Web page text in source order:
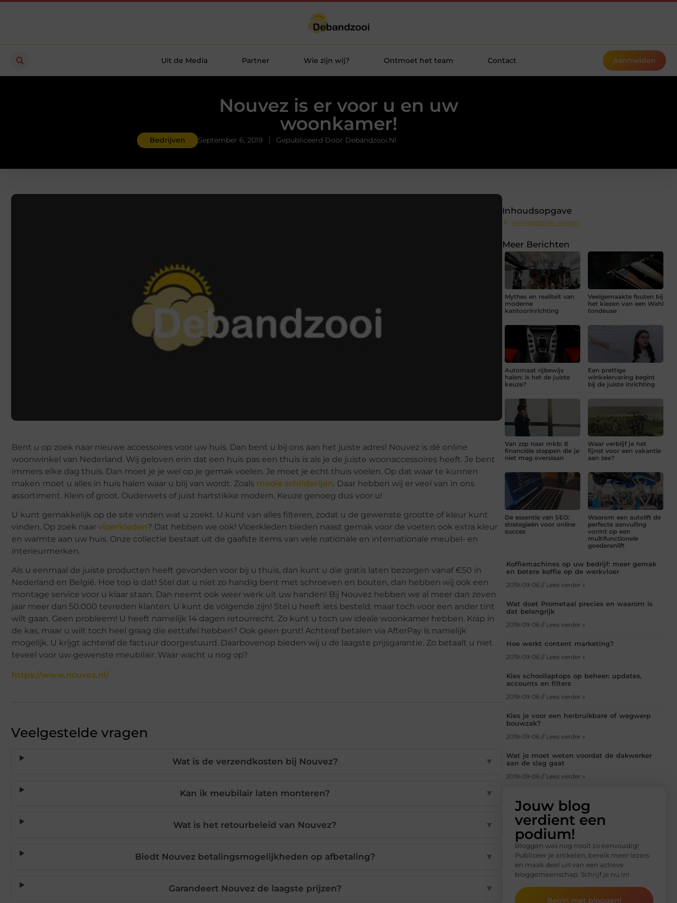
Uit de Media Partner Wie zijn wij? Ontmoet het team Contact Aanmelden
Nouvez is er voor u en uw
woonkamer!
Bedrijven September 6, 2019 Gepubliceerd Door Debandzooi.nl
Bent u op zoek naar nieuwe accessoires voor uw huis. Dan bent u bij ons aan het juiste adres! Nouvez is dé online
woonwinkel van Nederland. Wij geloven erin dat een huis pas een thuis is als je de juiste woonaccessoires heeft. Je bent
immers elke dag thuis. Dan moet je je wel op je gemak voelen. Je moet je echt thuis voelen. Op dat waar te kunnen
maken moet u alles in huis halen waar u blij van wordt. Zoals mooie schilderijen. Daar hebben wij er veel van in ons
assortiment. Klein of groot. Ouderwets of juist hartstikke modern. Keuze genoeg dus voor u!
U kunt gemakkelijk op de site vinden wat u zoekt. U kunt van alles filteren, zodat u de gewenste grootte of kleur kunt
vinden. Op zoek naar vloerkleden? Dat hebben we ook! Vloerkleden bieden naast gemak voor de voeten ook extra kleur
en warmte aan uw huis. Onze collectie bestaat uit de gaafste items van vele nationale en internationale meubel- en
interieurmerken.
Als u eenmaal de juiste producten heeft gevonden voor bij u thuis, dan kunt u die gratis laten bezorgen vanaf €50 in
Nederland en België. Hoe top is dat! Stel dat u niet zo handig bent met schroeven en bouten, dan hebben wij ook een
montage service voor u klaar staan. Dan neemt ook weer werk uit uw handen! Bij Nouvez hebben we al meer dan zeven
jaar meer dan 50.000 tevreden klanten. U kunt de volgende zijn! Stel u heeft iets besteld, maar toch voor een ander tint
wilt gaan. Geen probleem! U heeft namelijk 14 dagen retourrecht. Zo kunt u toch uw ideale woonkamer hebben. Krap in
de kas, maar u wilt toch heel graag die eettafel hebben? Ook geen punt! Achteraf betalen via AfterPay is namelijk
mogelijk. U krijgt achteraf de factuur doorgestuurd. Daarbovenop bieden wij u de laagste prijsgarantie. Zo betaalt u niet
teveel voor uw gewenste meubilair. Waar wacht u nog op?
https://www.nouvez.nl/
Veelgestelde vragen
Wat is de verzendkosten bij Nouvez? ▼
Kan ik meubilair laten monteren? ▼
Wat is het retourbeleid van Nouvez? ▼
Biedt Nouvez betalingsmogelijkheden op afbetaling? ▼
Garandeert Nouvez de laagste prijzen? ▼
Inhoudsopgave
Veelgestelde vragen
Meer Berichten
Mythes en realiteit van
moderne
kantoorinrichting
Veelgemaakte fouten bij
het kiezen van een Wahl
tondeuse
Automaat rijbewijs
halen: is het de juiste
keuze?
Een prettige
winkelervaring begint
bij de juiste inrichting
Van zzp naar mkb: 8
financiële stappen die je
niet mag overslaan
Waar verblijf je het
fijnst voor een vakantie
aan zee?
De essentie van SEO:
strategieën voor online
succes
Waarom een autolift de
perfecte aanvulling
vormt op een
multifunctionele
goederenlift
Koffiemachines op uw bedrijf: meer gemak
en betere koffie op de werkvloer
2019-09-06 // Lees verder »
Wat doet Prometaal precies en waarom is
dat belangrijk
2019-09-06 // Lees verder »
Hoe werkt content marketing?
2019-09-06 // Lees verder »
Kies schoollaptops op beheer: updates,
accounts en filters
2019-09-06 // Lees verder »
Kies je voor een herbruikbare of wegwerp
bouwzak?
2019-09-06 // Lees verder »
Wat je moet weten voordat de dakwerker
aan de slag gaat
2019-09-06 // Lees verder »
Jouw blog
verdient een
podium!
Bloggen was nog nooit zo eenvoudig!
Publiceer je artikelen, bereik meer lezers
en maak deel uit van een actieve
bloggemeenschap. Schrijf je nu in!
Begin met bloggen!